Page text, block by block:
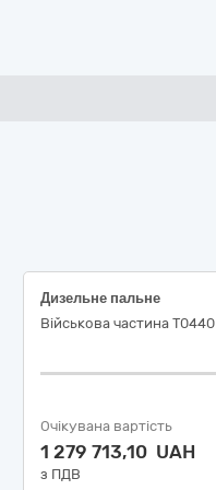
Дизельне пальне
Військова частина Т0440
Очікувана вартість
1 279 713,10 UAH
з ПДВ